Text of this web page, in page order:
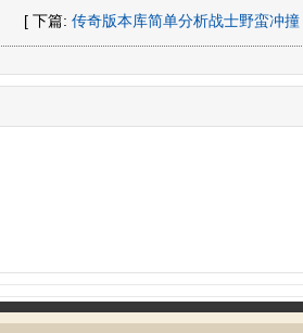
[ 下篇: 传奇版本库简单分析战士野蛮冲撞